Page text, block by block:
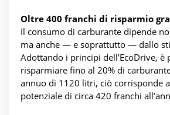
Oltre 400 franchi di risparmio
Il consumo di carburante dipende
ma anche — e soprattutto — dallo
Adottando i principi dell’EcoDrive, è
risparmiare fino al 20% di
annuo di 1120 litri, ciò corrisponde
potenziale di circa 420 franchi